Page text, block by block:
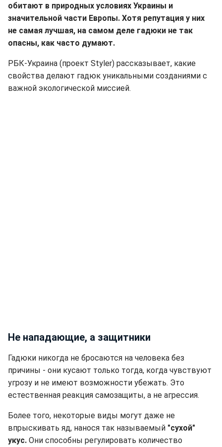
обитают в природных условиях Украины и
значительной части Европы. Хотя репутация у них
не самая лучшая, на самом деле гадюки не так
опасны, как часто думают.
РБК-Украина (проект Styler) рассказывает, какие
свойства делают гадюк уникальными созданиями с
важной экологической миссией.
Не нападающие, а защитники
Гадюки никогда не бросаются на человека без
причины - они кусают только тогда, когда чувствуют
угрозу и не имеют возможности убежать. Это
естественная реакция самозащиты, а не агрессия.
Более того, некоторые виды могут даже не
впрыскивать яд, нанося так называемый "сухой"
укус. Они способны регулировать количество